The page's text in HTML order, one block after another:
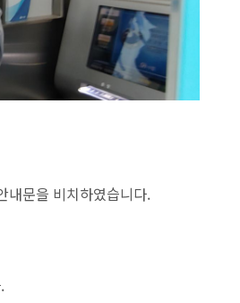
내문을 비치하였습니다.